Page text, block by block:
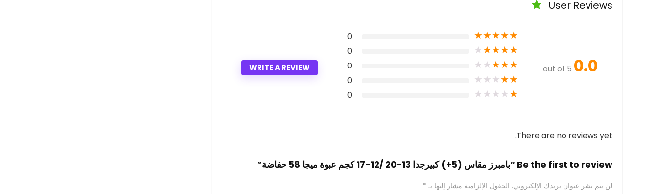
User Reviews
0.0
out of 5
★
★
★
★
★
0
★
★
★
★
★
0
★
★
★
★
★
0
★
★
★
★
★
0
★
★
★
★
★
0
WRITE A REVIEW
There are no reviews yet.
Be the first to review “بامبرز مقاس (5+) كبيرجدا 13-20 /12-17 كجم عبوة ميجا 58 حفاضة”
لن يتم نشر عنوان بريدك الإلكتروني. الحقول الإلزامية مشار إليها بـ *